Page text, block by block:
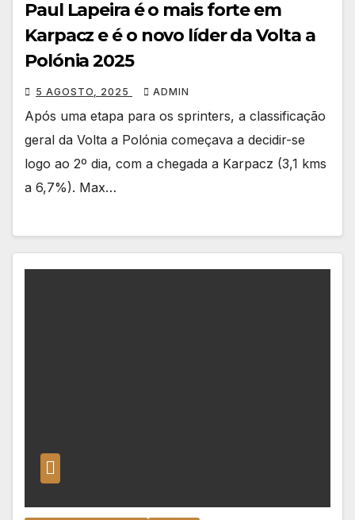
Paul Lapeira é o mais forte em
Karpacz e é o novo líder da Volta a
Polónia 2025
5 AGOSTO, 2025 ADMIN
Após uma etapa para os sprinters, a classificação
geral da Volta a Polónia começava a decidir-se
logo ao 2º dia, com a chegada a Karpacz (3,1 kms
a 6,7%). Max…